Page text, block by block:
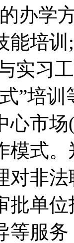
办学
能培
实习
”培
心市
模式
对非
批单
等服